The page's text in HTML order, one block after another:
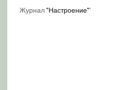
Журнал"Настроение"'